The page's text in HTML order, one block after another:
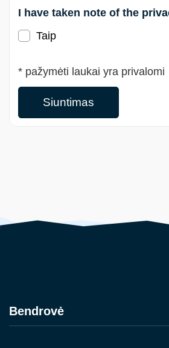
I have taken note of the
Taip
* pažymėti laukai yra privalomi
Siuntimas
Bendrovė